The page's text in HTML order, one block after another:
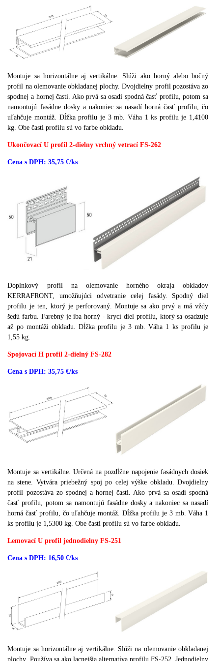
Montuje sa horizontálne aj vertikálne. Slúži ako horný alebo bočný
profil na olemovanie obkladanej plochy. Dvojdielny profil pozostáva zo
spodnej a hornej časti. Ako prvá sa osadí spodná časť profilu, potom sa
namontujú fasádne dosky a nakoniec sa nasadí horná časť profilu, čo
uľahčuje montáž. Dĺžka profilu je 3 mb. Váha 1 ks profilu je 1,4100
kg. Obe časti profilu sú vo farbe obkladu.
Ukončovací U profil 2-dielny vrchný vetrací FS-262
Cena s DPH: 35,75 €/ks
Doplnkový profil na olemovanie horného okraja obkladov
KERRAFRONT, umožňujúci odvetranie celej fasády. Spodný diel
profilu je ten, ktorý je perforovaný.Montuje sa ako prvý a má vždy
šedú farbu.
Farebný je iba horný - krycí diel profilu, ktorý sa osadzuje
až po montáži obkladu.Dĺžka profilu je 3 mb.
Váha 1 ks profilu je
1,55 kg.
Spojovací H profil 2-dielný FS-282
Cena s DPH: 35,75 €/ks
Montuje sa vertikálne.
Určená na pozdĺžne napojenie fasádnych dosiek
na stene.
Vytvára priebežný spoj po celej výške obkladu.
Dvojdielny
profil pozostáva zo spodnej a hornej časti.
Ako prvá sa osadí spodná
časť profilu, potom sa namontujú fasádne dosky a nakoniec sa nasadí
horná časť profilu, čo uľahčuje montáž. Dĺžka profilu je 3 mb. Váha 1
ks profilu je 1,5300 kg. Obe časti profilu sú vo farbe obkladu.
Lemovací U profil jednodielny FS-251
Cena s DPH: 16,50 €/ks
Montuje sa horizontálne aj vertikálne.
Slúži na olemovanie obkladanej
plochy. Používa sa ako lacnejšia alternatíva profilu FS-252. Jednodielny